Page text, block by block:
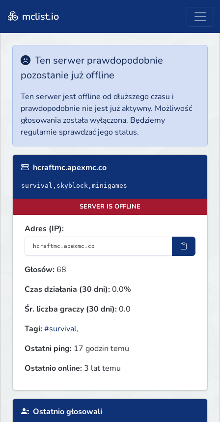
mclist.io
Ten serwer prawdopodobnie
pozostanie już offline
Ten serwer jest offline od dłuższego czasu i
prawdopodobnie nie jest już aktywny. Możliwość
głosowania została wyłączona. Będziemy
regularnie sprawdzać jego status.
hcraftmc.apexmc.co
survival,skyblock,minigames
SERVER IS OFFLINE
Adres (IP):
Głosów: 68
Czas działania (30 dni):0.0%
Śr. liczba graczy (30 dni):0.0
Tagi:#survival,
Ostatni ping: 17 godzin temu
Ostatnio online: 3 lat temu
Ostatnio głosowali